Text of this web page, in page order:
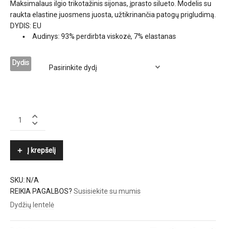
Maksimalaus ilgio trikotažinis sijonas, įprasto silueto. Modelis su
raukta elastine juosmens juosta, užtikrinančia patogų prigludimą.
DYDIS: EU
Audinys: 93% perdirbta viskozė, 7% elastanas
Dydis
SAMSØE
Į krepšelį
SKU: N/A
REIKIA PAGALBOS? Susisiekite su mumis
Dydžių lentelė